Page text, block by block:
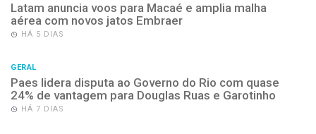
Latam anuncia voos para Macaé e amplia malha
aérea com novos jatos Embraer
HÁ 5 DIAS
GERAL
Paes lidera disputa ao Governo do Rio com quase
24% de vantagem para Douglas Ruas e Garotinho
HÁ 7 DIAS